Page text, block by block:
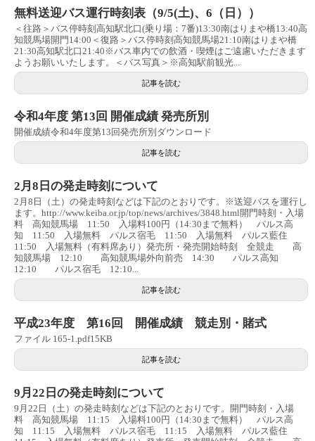
無料送迎バス運行時刻表（9/5(土)、6（日））
＜往路＞バス停時刻高知駅北口(乗り場：7番)13:30南はりまや橋13:40高
知競馬場開門14:00＜復路＞バス停時刻高知競馬場21:10南はりまや橋
21:30高知駅北口21:40※バス車内での飲酒・喫煙はご遠慮いただきます
ようお願いいたします。＜バス写真＞※高知駅前観光...
記事を読む
令和4年度 第13回 開催成績 発売所別
開催成績令和4年度第13回発売所別ダウンロード
記事を読む
2月8日の発走時刻について
2月8日（土）の発走時刻などは下記のとおりです。※送迎バスを運行し
ます。http://www.keiba.or.jp/top/news/archives/3848.html開門時刻・入場
料 高知競馬場 11:50 入場料100円（14:30まで無料） パルス高
知 11:50 入場無料 パルス宿毛 11:50 入場無料 パルス藍住
11:50 入場無料（有料席あり）発売所・発売開始時刻 全競走 高
知競馬場 12:10 高知競馬場外向前売 14:30 パルス高知
12:10 パルス宿毛 12:10...
記事を読む
平成23年度 第16回 開催成績 競走別・賭式
ファイル 165-1.pdf15KB
記事を読む
9月22日の発走時刻について
9月22日（土）の発走時刻などは下記のとおりです。開門時刻・入場
料 高知競馬場 11:15 入場料100円（14:30まで無料） パルス高
知 11:15 入場無料 パルス宿毛 11:15 入場無料 パルス藍住